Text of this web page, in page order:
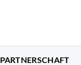
PARTNERSCHAFT